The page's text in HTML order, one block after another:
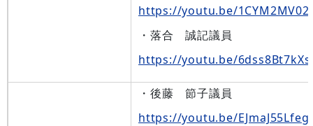
https://youtu.be/
・落合 誠記議員
https://youtu.be/6dss8Bt7kXs
・後藤 節子議員
https://youtu.be/EJmaJ55Lfeg